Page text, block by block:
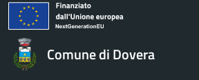
Comune di Dovera